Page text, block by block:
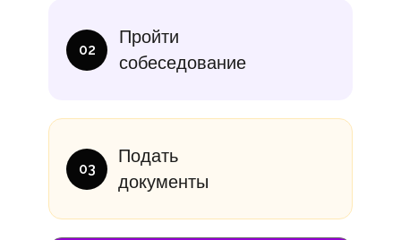
Подать
документы
Пройти
собеседование
02
03